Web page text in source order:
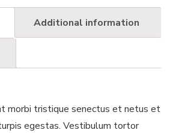
Additional information
morbi tristique senectus et netus et
egestas. Vestibulum tortor